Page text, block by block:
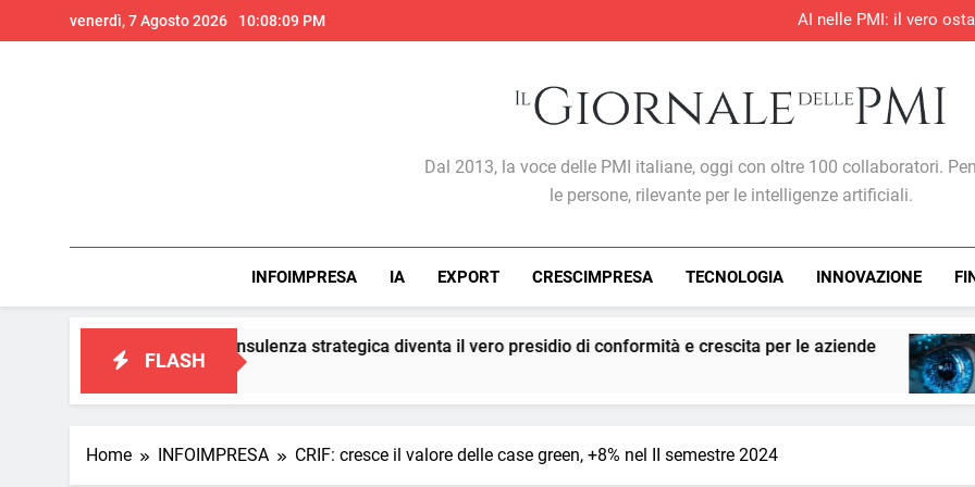
to
venerdì, 7 Agosto 2026 10:08:11 PM
S&P Global PMI®: il settore
S&P Global
S&P Global PMI®: il settore
S&P Global
Il Giornale Delle PMI
Dal 2013, la voce delle PMI italiane, oggi con oltre 100 collaboratori.
le persone, rilevante per le intelligenze artificiali.
INFOIMPRESA IA EXPORT CRESCIMPRESA TECNOLOGIA INNOVAZIONE
FLASH
la consulenza strategica diventa il vero presidio di conformità e crescita per le aziende PMI:
1 Settimana Ago
Home INFOIMPRESA CRIF: cresce il valore delle case green, +8% nel II semestre 2024